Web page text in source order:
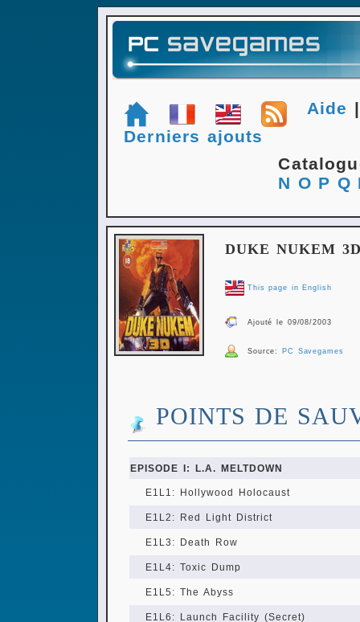
Aide
Derniers ajouts
N O P Q
DUKE NUKEM
This page in English
Ajouté le 09/08/2003
Source: PC Savegames
POINTS DE
EPISODE I: L.A. MELTDOWN
E1L1: Hollywood Holocaust
E1L2: Red Light District
E1L3: Death Row
E1L4: Toxic Dump
E1L5: The Abyss
E1L6: Launch Facility (Secret)